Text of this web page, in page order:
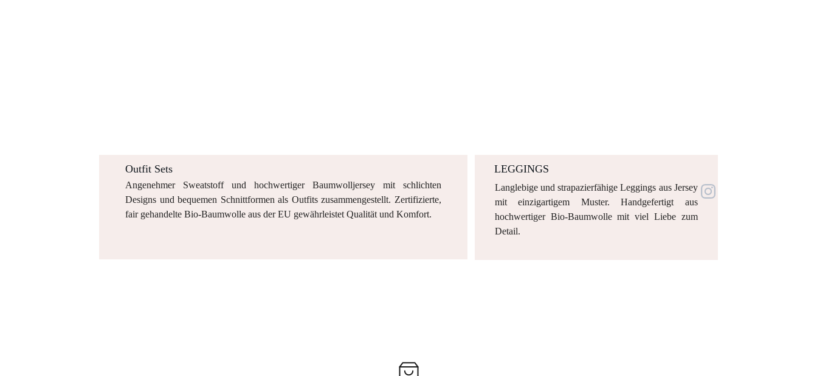
Outfit Sets
Angenehmer Sweatstoff und hochwertiger Baumwolljersey mit schlichten
Designs und bequemen Schnittformen als Outfits zusammengestellt. Zertifizierte,
fair gehandelte Bio-Baumwolle aus der EU gewährleistet Qualität und Komfort.
LEGGINGS
Langlebige und strapazierfähige Leggings aus Jersey
mit einzigartigem Muster. Handgefertigt aus
hochwertiger Bio-Baumwolle mit viel Liebe zum
Detail.